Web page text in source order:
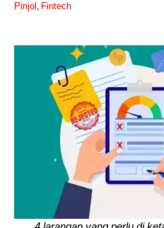
Pinjol , Fintech